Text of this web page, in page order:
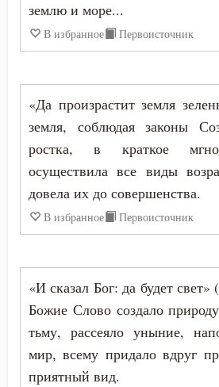
Еда
Елеосвящение
Женщина
Жизнь вечная
Забота
Зависть
Закон Божий
Заповеди
Здоровье
Исихий Иерусалимский
Иустин Философ
Каллист Ангеликуд
Киприан Карфагенский
Кирилл Александрийский
Климент Римский
Лев Оптинский (Наголкин)
землю и море...
В избранное Первоисточник
«Да произрастит земля
земля, соблюдая законы
ростка, в краткое
осуществила все виды
довела их до совершенства.
В избранное Первоисточник
«И сказал Бог: да будет
Божие Слово создало
тьму, рассеяло уныние,
мир, всему придало вдруг
приятный вид.